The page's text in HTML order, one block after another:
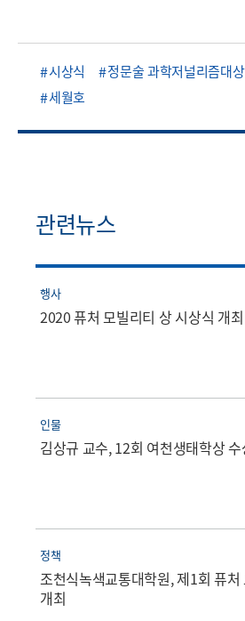
시상식 정문술 과학저널리즘대상
세월호
관련뉴스
행사
2020 퓨처 모빌리티 상 시상식 개최
인물
김상규 교수, 12회 여천생태학상 수
정책
조천식녹색교통대학원, 제1회 퓨처
개최